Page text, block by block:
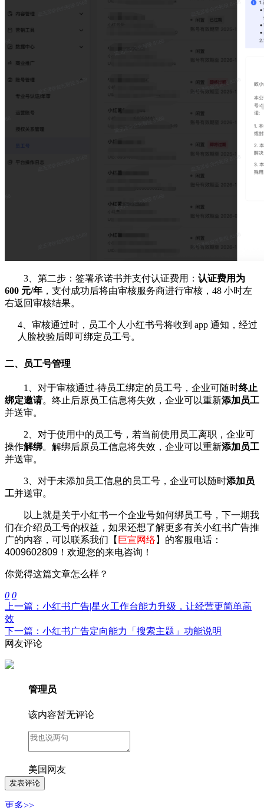
3、第二步：签署承诺书并支付认证费用： 认证费用为
600 元/年 ，支付成功后将由审核服务商进行审核，48 小时左
右返回审核结果。
4、 审核通过时，员工个人小红书号将收到 app 通知，经过
人脸校验后即可绑定员工号。
二、员工号管理
1、 对于审核通过-待员工绑定的员工号，企业可随时终止
绑定邀请。终止后原员工信息将失效，企业可以重新添加员工
并送审。
2、 对于使用中的员工号，若当前使用员工离职，企业可
操作解绑。解绑后原员工信息将失效，企业可以重新添加员工
并送审。
3、 对于未添加员工信息的员工号，企业可以随时添加员
工并送审。
以上就是关于小红书一个企业号如何绑员工号，下一期我
们在介绍员工号的权益，如果还想了解更多有关小红书广告推
广的内容，可以联系我们【 巨宣网络】的客服电话：
4009602809！欢迎您的来电咨询！
你觉得这篇文章怎么样？
0 0
上一篇：小红书广告|星火工作台能力升级，让经营更简单高
效
下一篇：小红书广告定向能力「搜索主题」功能说明
网友评论
管理员
该内容暂无评论
美国网友
更多>>